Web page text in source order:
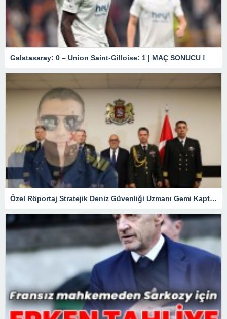
Galatasaray: 0 – Union Saint-Gilloise: 1 | MAÇ SONUCU !
Özel Röportaj Stratejik Deniz Güvenliği Uzmanı Gemi Kaptanı Şahin Avşar ile Konuştuk? “Karadeniz’de yeni bir güvenlik mimarisi mi doğuyor?